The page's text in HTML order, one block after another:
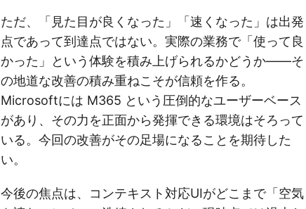
ただ、「見た目が良くなった」「速くなった」は出発
点であって到達点ではない。実際の業務で「使って良
かった」という体験を積み上げられるかどうか——そ
の地道な改善の積み重ねこそが信頼を作る。
Microsoftには M365 という圧倒的なユーザーベース
があり、その力を正面から発揮できる環境はそろって
いる。今回の改善がその足場になることを期待した
い。
今後の焦点は、コンテキスト対応UIがどこまで「空気